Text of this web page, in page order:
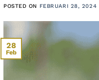
POSTED ON FEBRUARI 28, 2024
28
Feb